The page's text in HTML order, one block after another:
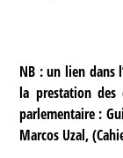
NB : unlien dans
la prestation des
parlementaire :
Marcos Uzal,